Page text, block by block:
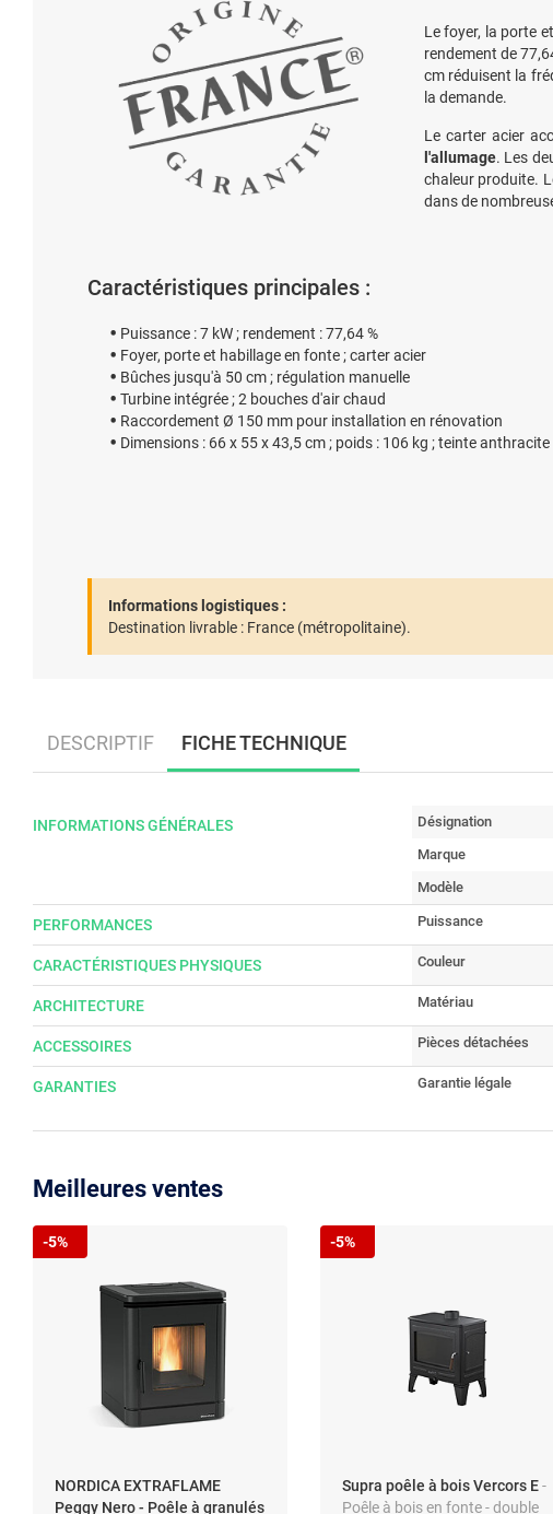
Le foyer, la porte
rendement de
cm réduisent la
la demande.
Le carter acier
l'allumage. Les
chaleur produite.
dans de
Caractéristiques principales :
Puissance : 7 kW ; rendement : 77,64 %
Foyer, porte et habillage en fonte ; carter acier
Bûches jusqu'à 50 cm ; régulation manuelle
Turbine intégrée ; 2 bouches d'air chaud
Raccordement Ø 150 mm pour installation en rénovation
Dimensions : 66 x 55 x 43,5 cm ; poids : 106 kg ; teinte anthracite
Informations logistiques :
Destination livrable : France (métropolitaine).
DESCRIPTIF FICHE TECHNIQUE
INFORMATIONS GÉNÉRALES Désignation
Marque
Modèle
PERFORMANCES Puissance
CARACTÉRISTIQUES PHYSIQUES Couleur
ARCHITECTURE Matériau
ACCESSOIRES Pièces détachées
GARANTIES Garantie légale
Meilleures ventes
NORDICA EXTRAFLAME
Peggy Nero - Poêle à granulés
-5%
Supra poêle à bois Vercors E-
Poêle à bois en fonte - double
-5%